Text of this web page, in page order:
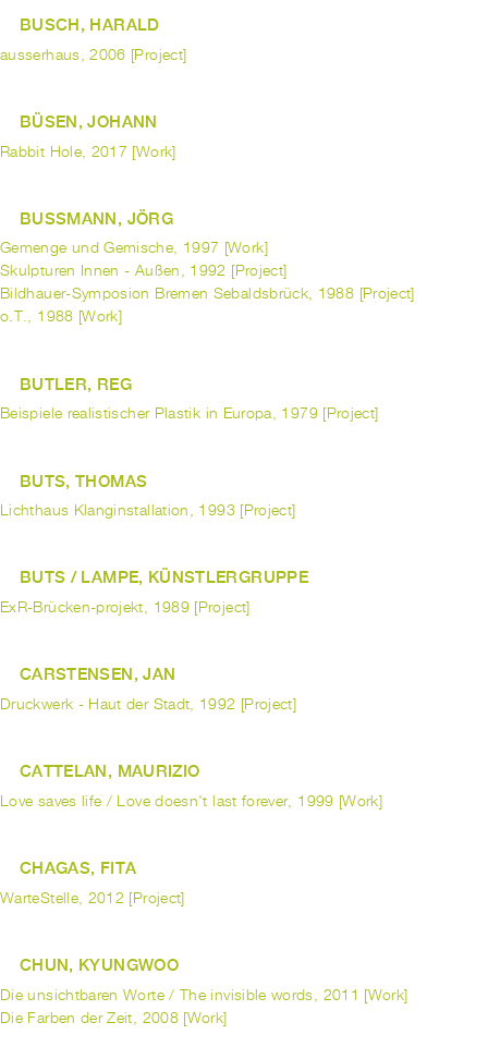
BUSCH, HARALD
ausserhaus, 2006 [Project]
BÜSEN, JOHANN
Rabbit Hole, 2017 [Work]
BUSSMANN, JÖRG
Gemenge und Gemische, 1997 [Work]
Skulpturen Innen - Außen, 1992 [Project]
Bildhauer-Symposion Bremen Sebaldsbrück, 1988 [Project]
o.T., 1988 [Work]
BUTLER, REG
Beispiele realistischer Plastik in Europa, 1979 [Project]
BUTS, THOMAS
Lichthaus Klanginstallation, 1993 [Project]
BUTS / LAMPE, KÜNSTLERGRUPPE
ExR-Brücken-projekt, 1989 [Project]
CARSTENSEN, JAN
Druckwerk - Haut der Stadt, 1992 [Project]
CATTELAN, MAURIZIO
Love saves life / Love doesn't last forever, 1999 [Work]
CHAGAS, FITA
WarteStelle, 2012 [Project]
CHUN, KYUNGWOO
Die unsichtbaren Worte / The invisible words, 2011 [Work]
Die Farben der Zeit, 2008 [Work]